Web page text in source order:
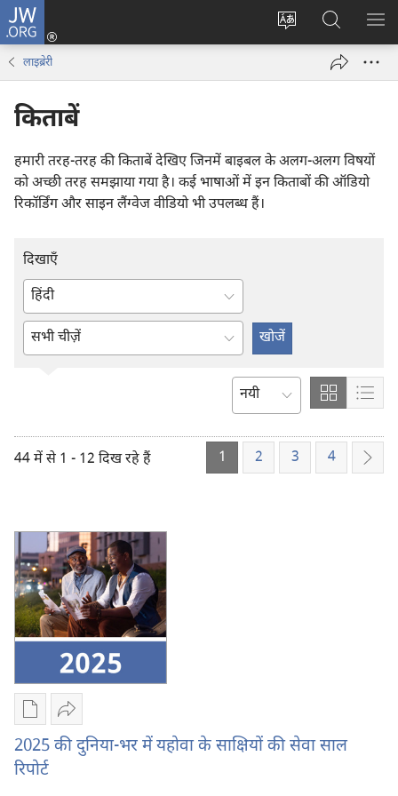
JW.ORG
वेबसाइट
लॉग-
इन
JW.ORG
पर
खोजें
मैन्यू
लाइब्रेरी
किताबें
हमारी तरह-तरह की किताबें देखिए जिनमें बाइबल के अलग-अलग विषयों
को अच्छी तरह समझाया गया है। कई भाषाओं में इन किताबों की ऑडियो
रिकॉर्डिंग और साइन लैंग्वेज वीडियो भी उपलब्ध हैं।
दिखाएँ
भाषा
लिखिए
या
एन्टर
या
इस
Show
in
Grid
in
List
44 में से 1 - 12 दिख रहे हैं 1 2 3 4
डिजिटल
प्रकाशन
डाऊनलोड
दूसरों
को
भेजें
2025 की दुनिया-भर में यहोवा के साक्षियों की सेवा साल
रिपोर्ट